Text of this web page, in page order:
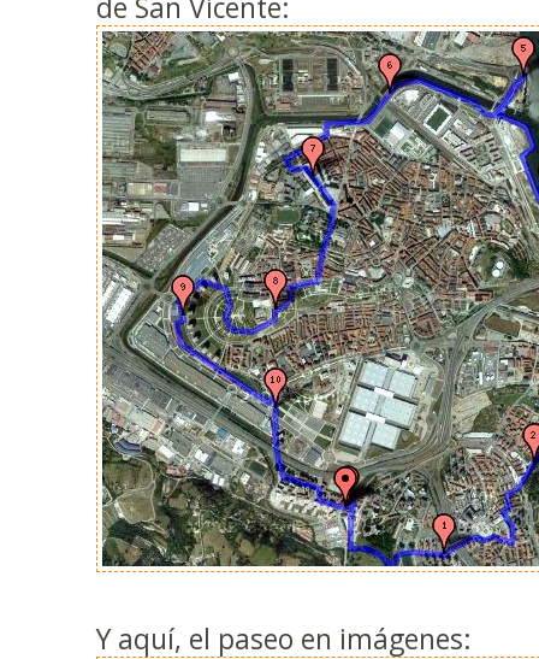
de San Vicente:
Y aquí, el paseo en imágenes: